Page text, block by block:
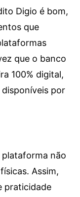
Digio é bom,
que
que o banco
100% digital,
por
não
Assim,
praticidade